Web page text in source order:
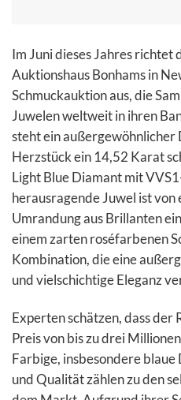
Im Juni dieses Jahres richtet
Auktionshaus Bonhams in
Schmuckauktion aus, die
Juwelen weltweit in ihren
steht ein außergewöhnlicher
Herzstück ein 14,52 Karat
Light Blue Diamant mit
herausragende Juwel ist
Umrandung aus Brillanten
einem zarten roséfarbenen
Kombination, die eine
und vielschichtige Eleganz
Experten schätzen, dass der
Preis von bis zu drei
Farbige, insbesondere
und Qualität zählen zu den